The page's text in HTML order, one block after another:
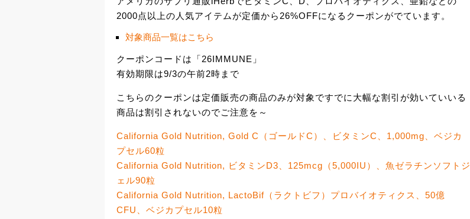
2000点以上の人気アイテムが定価から26%OFFになるクーポンがでています。
対象商品一覧はこちら
クーポンコードは「26IMMUNE」
有効期限は9/3の午前2時まで
こちらのクーポンは定価販売の商品のみが対象ですでに大幅な割引が効いていいる
商品は割引されないのでご注意を～
California Gold Nutrition, Gold C（ゴールドC）、ビタミンC、1,000mg、ベジカ
プセル60粒
California Gold Nutrition, ビタミンD3、125mcg（5,000IU）、魚ゼラチンソフトジ
ェル90粒
California Gold Nutrition, LactoBif（ラクトビフ）プロバイオティクス、50億
CFU、ベジカプセル10粒